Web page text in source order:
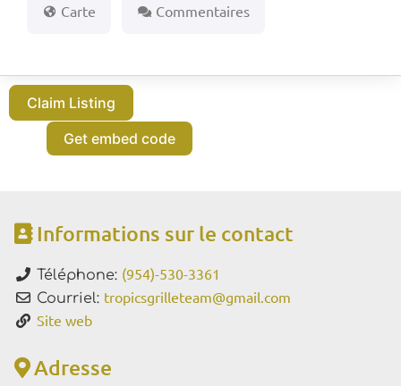
Carte Commentaires
Claim Listing
Get embed code
Informations sur le contact
Téléphone: (954)-530-3361
Courriel: tropicsgrilleteam@gmail.com
Site web
Adresse